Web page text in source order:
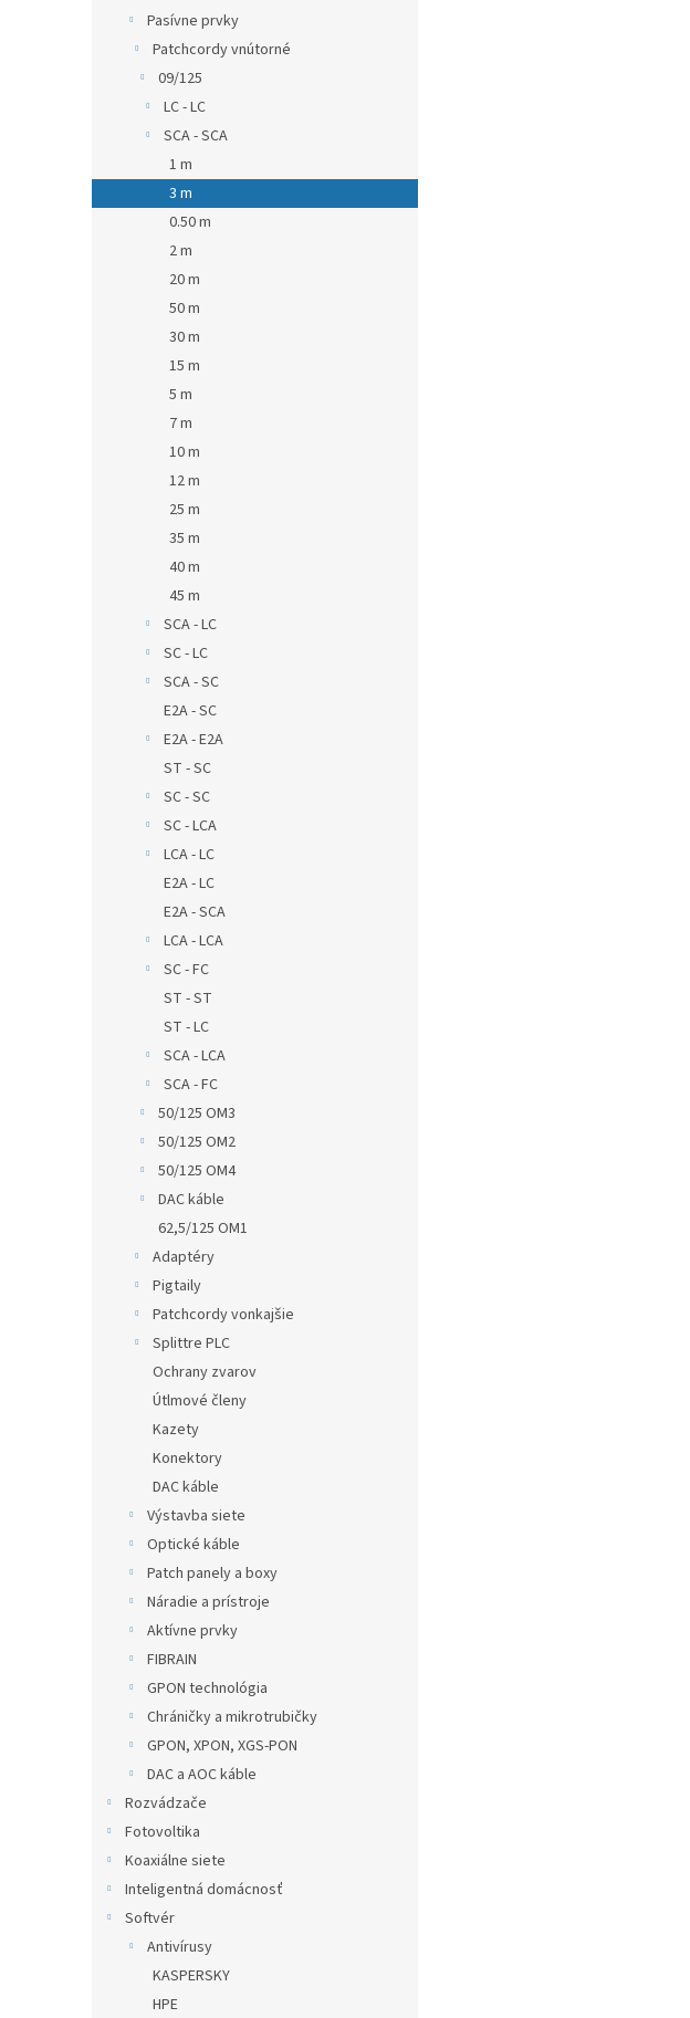
Pasívne prvky
Patchcordy vnútorné
09/125
LC - LC
SCA - SCA
1 m
3 m
0.50 m
2 m
20 m
50 m
30 m
15 m
5 m
7 m
10 m
12 m
25 m
35 m
40 m
45 m
SCA - LC
SC - LC
SCA - SC
E2A - SC
E2A - E2A
ST - SC
SC - SC
SC - LCA
LCA - LC
E2A - LC
E2A - SCA
LCA - LCA
SC - FC
ST - ST
ST - LC
SCA - LCA
SCA - FC
50/125 OM3
50/125 OM2
50/125 OM4
DAC káble
62,5/125 OM1
Adaptéry
Pigtaily
Patchcordy vonkajšie
Splittre PLC
Ochrany zvarov
Útlmové členy
Kazety
Konektory
DAC káble
Výstavba siete
Optické káble
Patch panely a boxy
Náradie a prístroje
Aktívne prvky
FIBRAIN
GPON technológia
Chráničky a mikrotrubičky
GPON, XPON, XGS-PON
DAC a AOC káble
Rozvádzače
Fotovoltika
Koaxiálne siete
Inteligentná domácnosť
Softvér
Antivírusy
KASPERSKY
HPE